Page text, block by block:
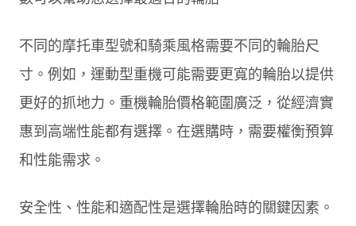
不同的摩托車型號和騎乘風格需要不同的輪胎尺
寸。例如，運動型重機可能需要更寬的輪胎以提供
更好的抓地力。重機輪胎價格範圍廣泛，從經濟實
惠到高端性能都有選擇。在選購時，需要權衡預算
和性能需求。
安全性、性能和適配性是選擇輪胎時的關鍵因素。